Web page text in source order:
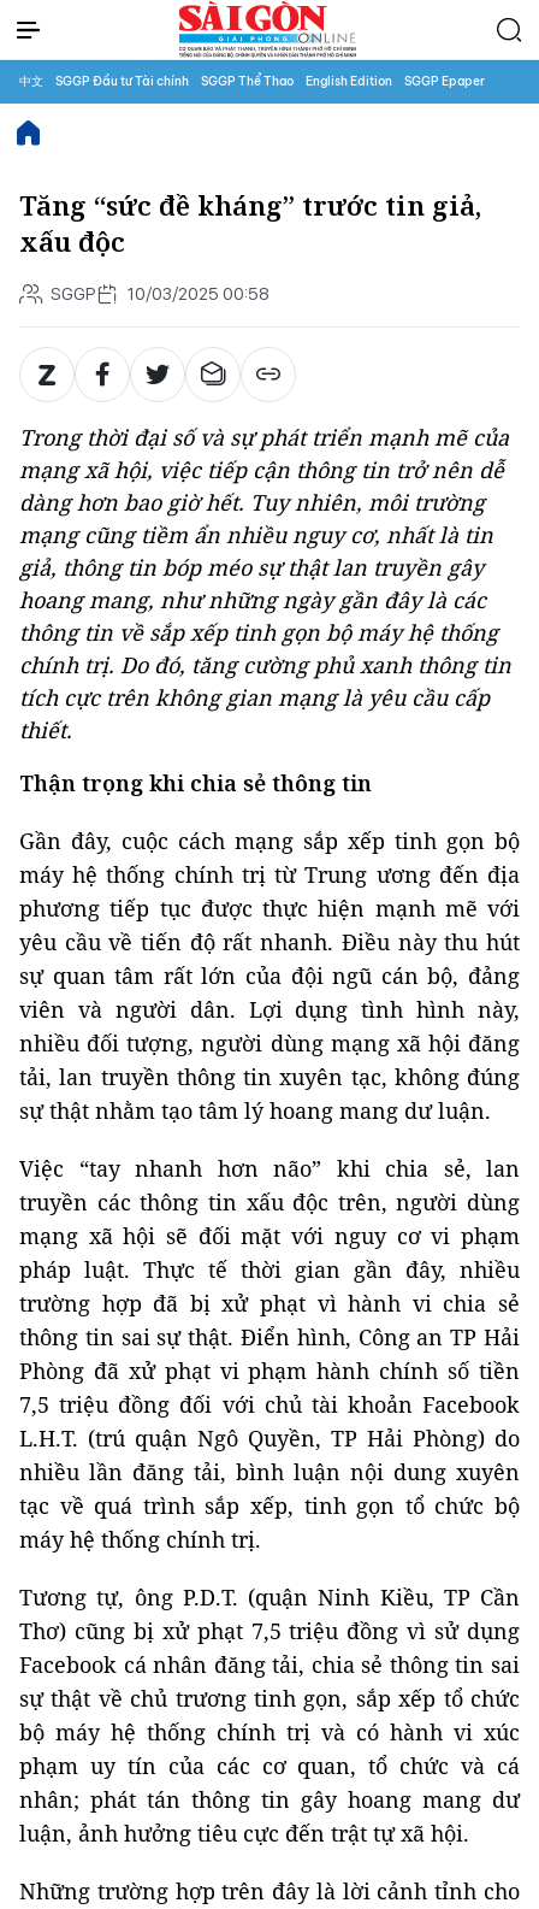
中文 SGGP Đầu tư Tài chính SGGP Thể Thao English Edition SGGP Epaper
Tăng “sức đề kháng” trước tin giả,
xấu độc
SGGP 10/03/2025 00:58
Trong thời đại số và sự phát triển mạnh mẽ của
mạng xã hội, việc tiếp cận thông tin trở nên dễ
dàng hơn bao giờ hết. Tuy nhiên, môi trường
mạng cũng tiềm ẩn nhiều nguy cơ, nhất là tin
giả, thông tin bóp méo sự thật lan truyền gây
hoang mang, như những ngày gần đây là các
thông tin về sắp xếp tinh gọn bộ máy hệ thống
chính trị. Do đó, tăng cường phủ xanh thông tin
tích cực trên không gian mạng là yêu cầu cấp
thiết.
Thận trọng khi chia sẻ thông tin
Gần đây, cuộc cách mạng sắp xếp tinh gọn bộ
máy hệ thống chính trị từ Trung ương đến địa
phương tiếp tục được thực hiện mạnh mẽ với
yêu cầu về tiến độ rất nhanh. Điều này thu hút
sự quan tâm rất lớn của đội ngũ cán bộ, đảng
viên và người dân. Lợi dụng tình hình này,
nhiều đối tượng, người dùng mạng xã hội đăng
tải, lan truyền thông tin xuyên tạc, không đúng
sự thật nhằm tạo tâm lý hoang mang dư luận.
Việc “tay nhanh hơn não” khi chia sẻ, lan
truyền các thông tin xấu độc trên, người dùng
mạng xã hội sẽ đối mặt với nguy cơ vi phạm
pháp luật. Thực tế thời gian gần đây, nhiều
trường hợp đã bị xử phạt vì hành vi chia sẻ
thông tin sai sự thật. Điển hình, Công an TP Hải
Phòng đã xử phạt vi phạm hành chính số tiền
7,5 triệu đồng đối với chủ tài khoản Facebook
L.H.T. (trú quận Ngô Quyền, TP Hải Phòng) do
nhiều lần đăng tải, bình luận nội dung xuyên
tạc về quá trình sắp xếp, tinh gọn tổ chức bộ
máy hệ thống chính trị.
Tương tự, ông P.D.T. (quận Ninh Kiều, TP Cần
Thơ) cũng bị xử phạt 7,5 triệu đồng vì sử dụng
Facebook cá nhân đăng tải, chia sẻ thông tin sai
sự thật về chủ trương tinh gọn, sắp xếp tổ chức
bộ máy hệ thống chính trị và có hành vi xúc
phạm uy tín của các cơ quan, tổ chức và cá
nhân; phát tán thông tin gây hoang mang dư
luận, ảnh hưởng tiêu cực đến trật tự xã hội.
Những trường hợp trên đây là lời cảnh tỉnh cho